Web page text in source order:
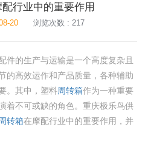
行业中的重要作用
20 浏览次数 : 217
件的生产与运输是一个高度复杂且
的高效运作和产品质量，各种辅助
。其中，塑料周转箱作为一种重要
着不可或缺的角色。重庆极乐鸟供
转箱在摩配行业中的重要作用，并